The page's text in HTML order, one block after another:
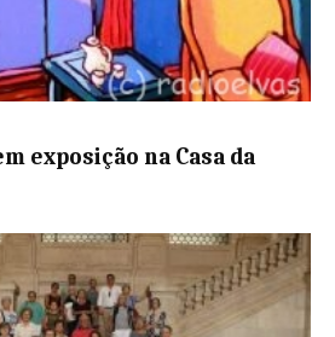
exposição na Casa da